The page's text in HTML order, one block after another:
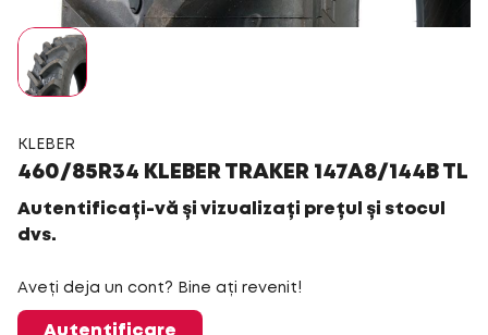
KLEBER
460/85R34 KLEBER TRAKER 147A8/144B TL
Autentificați-vă și vizualizați prețul și stocul
dvs.
Aveți deja un cont? Bine ați revenit!
Autentificare